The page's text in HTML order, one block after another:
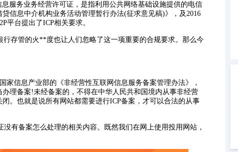
服务业务经营许可证，是指利用公共网络基础设施提供的电信
信息中介机构业务活动管理暂行办法(征求意见稿)》，及2016
平台提出了ICP相关要求。
存管的火**度也让人们忽略了这一项重要的合规要求。那么今
信息产业部的《非经营性互联网信息服务备案管理办法》，
理备案!未经备案的，不得在中华人民共和国境内从事非经营
。也就是说所有网站都需要进行ICP备案，才可以合法的从事
备案怎么处理的相关内容。既然我们在网上使用投用网站，